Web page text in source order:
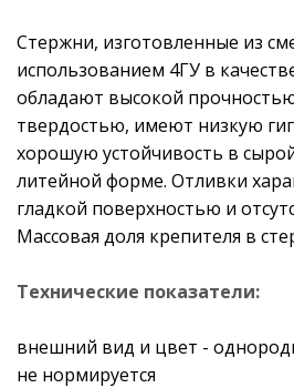
Стержни, изготовленные из
использованием 4ГУ в
обладают высокой
твердостью, имеют низкую
хорошую устойчивость в
литейной форме. Отливки
гладкой поверхностью и
Массовая доля крепителя в
Технические показатели:
внешний вид и цвет -
не нормируется